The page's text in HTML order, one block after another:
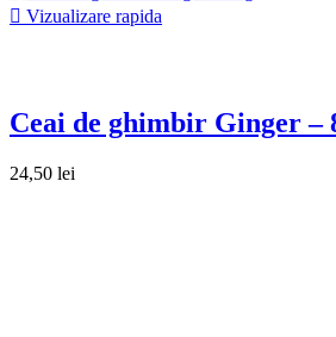
 Vizualizare rapida
Ceai de ghimbir Ginger –
24,50 lei